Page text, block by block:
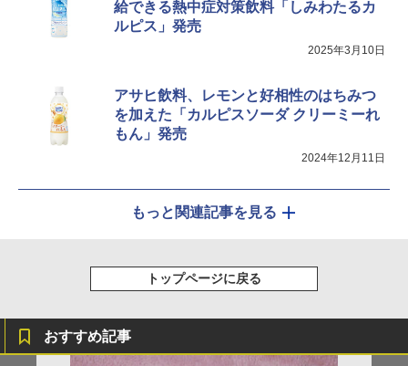
給できる熱中症対策飲料「しみわたるカ
ルピス」発売
2025年3月10日
アサヒ飲料、レモンと好相性のはちみつ
を加えた「カルピスソーダ クリーミーれ
もん」発売
2024年12月11日
もっと関連記事を見る
トップページに戻る
おすすめ記事